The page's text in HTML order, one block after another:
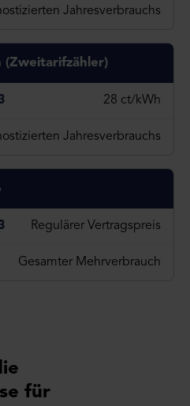
Jahresverbrauchs
(Zweitarifzähler)
28 ct/kWh
Jahresverbrauchs
Regulärer Vertragspreis
Gesamter Mehrverbrauch
für